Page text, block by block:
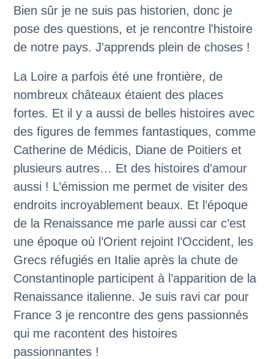
Bien sûr je ne suis pas historien, donc je
pose des questions, et je rencontre l'histoire
de notre pays. J'apprends plein de choses !
La Loire a parfois été une frontière, de
nombreux châteaux étaient des places
fortes. Et il y a aussi de belles histoires avec
des figures de femmes fantastiques, comme
Catherine de Médicis, Diane de Poitiers et
plusieurs autres… Et des histoires d'amour
aussi ! L’émission me permet de visiter des
endroits incroyablement beaux. Et l’époque
de la Renaissance me parle aussi car c’est
une époque où l’Orient rejoint l’Occident, les
Grecs réfugiés en Italie après la chute de
Constantinople participent à l’apparition de la
Renaissance italienne. Je suis ravi car pour
France 3 je rencontre des gens passionnés
qui me racontent des histoires
passionnantes !